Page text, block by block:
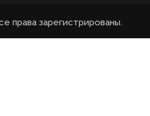
зарегистрированы.